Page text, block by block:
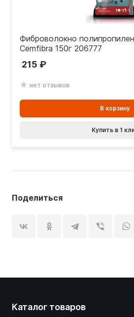
Фиброволокно
Cemfibra 150г 206777
нет отзывов
215
В корзину
Купить в 1
Поделиться
Каталог товаров